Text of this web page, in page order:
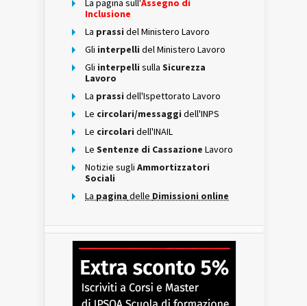
La pagina sull'Assegno di
Inclusione
La prassi del Ministero Lavoro
Gli interpelli del Ministero Lavoro
Gli interpelli sulla Sicurezza
Lavoro
La prassi dell'Ispettorato Lavoro
Le circolari/messaggi dell'INPS
Le circolari dell'INAIL
Le Sentenze di Cassazione Lavoro
Notizie sugli Ammortizzatori
Sociali
La pagina delle Dimissioni online